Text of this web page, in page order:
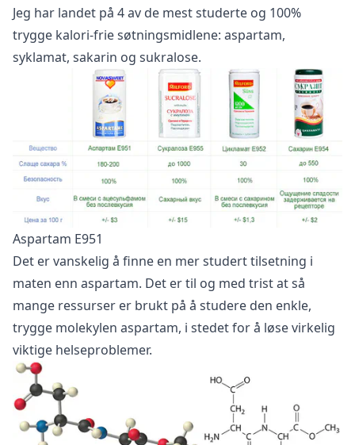
Jeg har landet på 4 av de mest studerte og 100%
trygge kalori-frie søtningsmidlene: aspartam,
syklamat, sakarin og sukralose.
Aspartam E951
Det er vanskelig å finne en mer studert tilsetning i
maten enn aspartam. Det er til og med trist at så
mange ressurser er brukt på å studere den enkle,
trygge molekylen aspartam, i stedet for å løse virkelig
viktige helseproblemer.